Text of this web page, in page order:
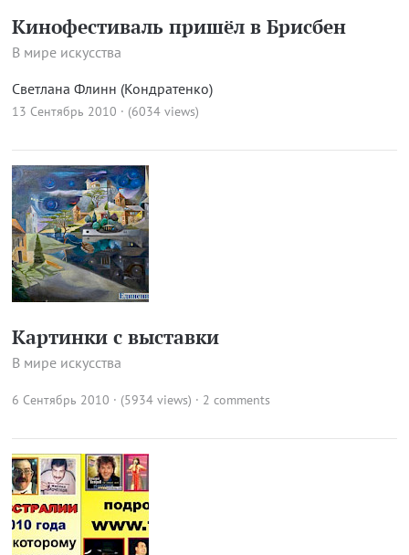
Кинофестиваль пришёл в Брисбен
В мире искусства
Светлана Флинн (Кондратенко)
13 Сентябрь 2010 · (6034 views)
Картинки с выставки
В мире искусства
6 Сентябрь 2010 · (5934 views) · 2 comments